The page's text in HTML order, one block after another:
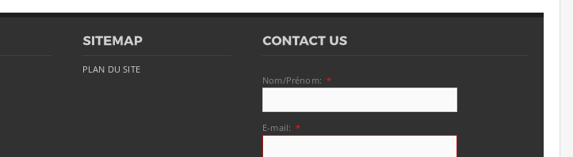
PLAN DU SITE
Nom/Prénom: *
E-mail: *